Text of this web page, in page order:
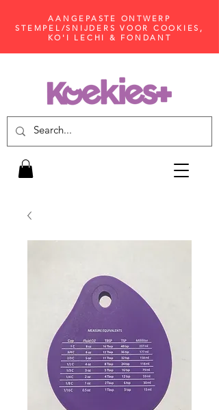
AANGEPASTE ONTWERP
STEMPEL/SNIJDERS VOOR COOKIES,
KO'I LECHI & FONDANT